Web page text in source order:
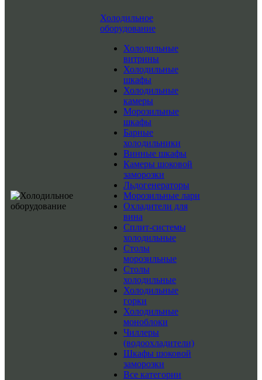
Холодильное
оборудование
Холодильные
витрины
Холодильные
шкафы
Холодильные
камеры
Морозильные
шкафы
Барные
холодильники
Винные шкафы
Камеры шоковой
заморозки
Льдогенераторы
Морозильные лари
Охладители для
вина
Сплит-системы
холодильные
Столы
морозильные
Столы
холодильные
Холодильные
горки
Холодильные
моноблоки
Чиллеры
(водоохладители)
Шкафы шоковой
заморозки
Все категории